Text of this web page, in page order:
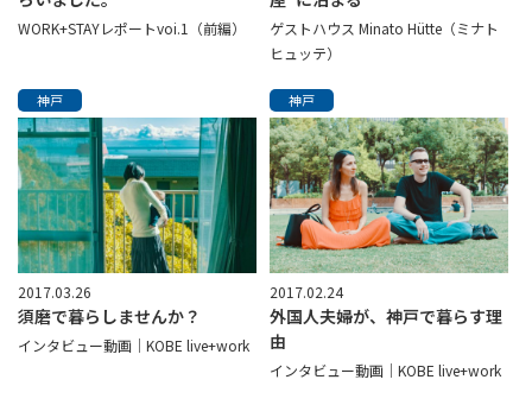
WORK+STAYレポートvoi.1（前編）
ゲストハウス Minato Hütte（ミナト
ヒュッテ）
神戸
2017.03.26
須磨で暮らしませんか？
インタビュー動画│KOBE live+work
神戸
2017.02.24
外国人夫婦が、神戸で暮らす理
由
インタビュー動画│KOBE live+work